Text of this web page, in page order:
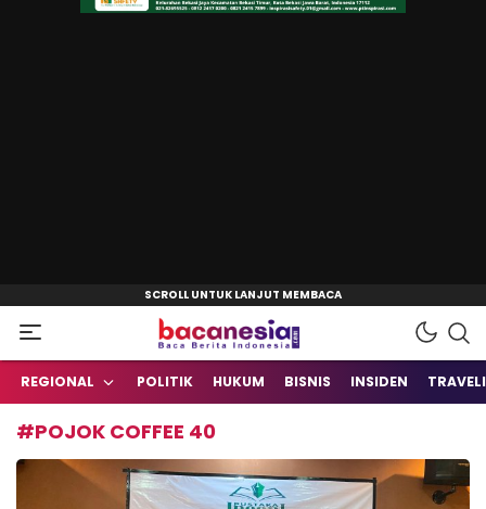
Bacanesia.com
Baca Berita Indonesia
REGIONAL POLITIK HUKUM BISNIS INSIDEN
#POJOK COFFEE 40